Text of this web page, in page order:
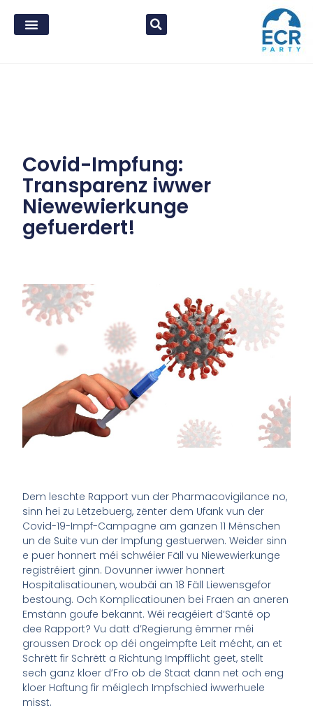
Covid-Impfung:
Transparenz iwwer
Niewewierkunge
gefuerdert!
Dem leschte Rapport vun der Pharmacovigilance no,
sinn hei zu Lëtzebuerg, zënter dem Ufank vun der
Covid-19-Impf-Campagne am ganzen 11 Mënschen
un de Suite vun der Impfung gestuerwen. Weider sinn
e puer honnert méi schwéier Fäll vu Niewewierkunge
registréiert ginn. Dovunner iwwer honnert
Hospitalisatiounen, woubäi an 18 Fäll Liewensgefor
bestoung. Och Komplicatiounen bei Fraen an aneren
Emstänn goufe bekannt. Wéi reagéiert d’Santé op
dee Rapport? Vu datt d’Regierung ëmmer méi
groussen Drock op déi ongeimpfte Leit mécht, an et
Schrëtt fir Schrëtt a Richtung Impfflicht geet, stellt
sech ganz kloer d’Fro ob de Staat dann net och eng
kloer Haftung fir méiglech Impfschied iwwerhuele
misst.